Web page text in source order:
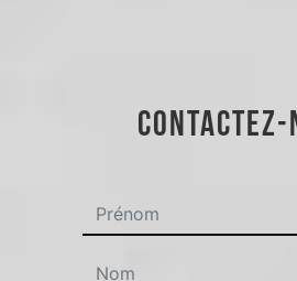
CONTACTEZ-